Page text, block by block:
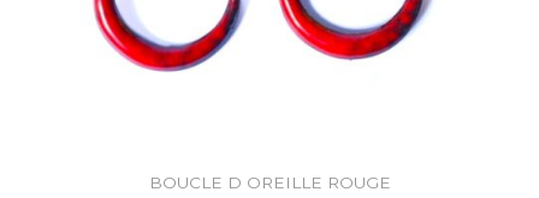
BOUCLE D OREILLE ROUGE